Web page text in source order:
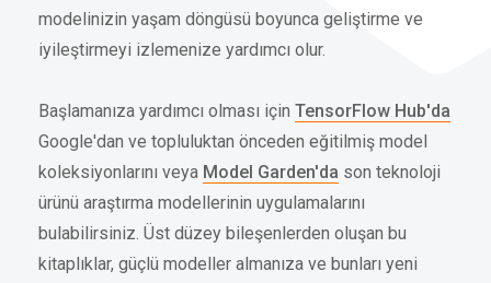
modelinizin yaşam döngüsü boyunca geliştirme ve
iyileştirmeyi izlemenize yardımcı olur.
Başlamanıza yardımcı olması için TensorFlow Hub'da
Google'dan ve topluluktan önceden eğitilmiş model
koleksiyonlarını veya Model Garden'da son teknoloji
ürünü araştırma modellerinin uygulamalarını
bulabilirsiniz. Üst düzey bileşenlerden oluşan bu
kitaplıklar, güçlü modeller almanıza ve bunları yeni